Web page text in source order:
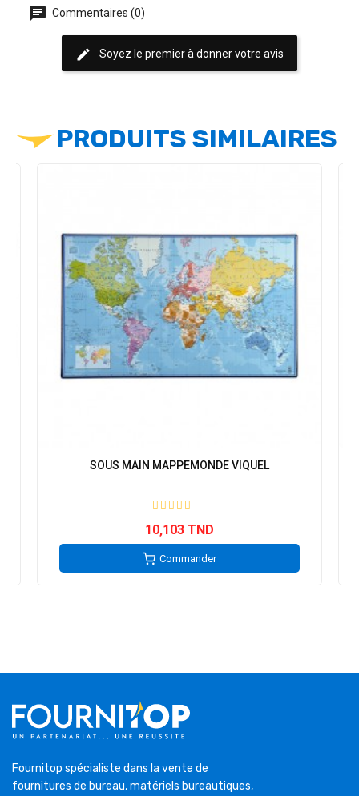
chat Commentaires (0)
edit Soyez le premier à donner votre avis
PRODUITS SIMILAIRES
SOUS MAIN MAPPEMONDE VIQUEL
10,103 TND
Commander
Fournitop spécialiste dans la vente de
fournitures de bureau, matériels bureautiques,